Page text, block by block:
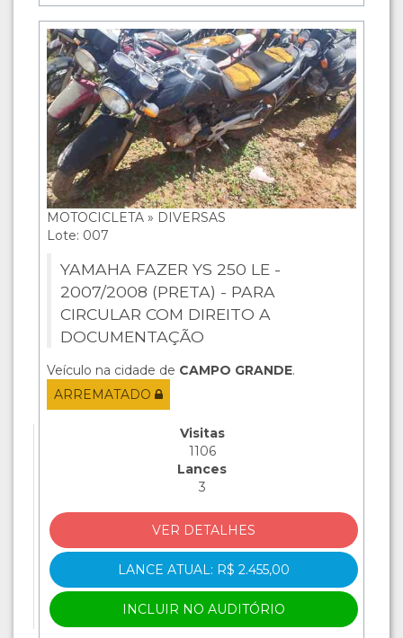
MOTOCICLETA » DIVERSAS
Lote: 007
YAMAHA FAZER YS 250 LE -
2007/2008 (PRETA) - PARA
CIRCULAR COM DIREITO A
DOCUMENTAÇÃO
Veículo na cidade de CAMPO GRANDE.
ARREMATADO
Visitas
1106
Lances
3
VER DETALHES
LANCE ATUAL: R$ 2.455,00
INCLUIR NO AUDITÓRIO